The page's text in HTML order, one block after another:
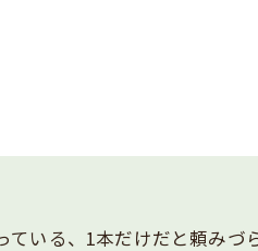
いる、1本だけだと頼みづ